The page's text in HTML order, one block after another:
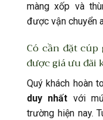
màng xốp và
được vận chuyển
Có cần đặt
được giá ưu đãi
Quý khách hoàn
duy nhất với
trường hiện nay.